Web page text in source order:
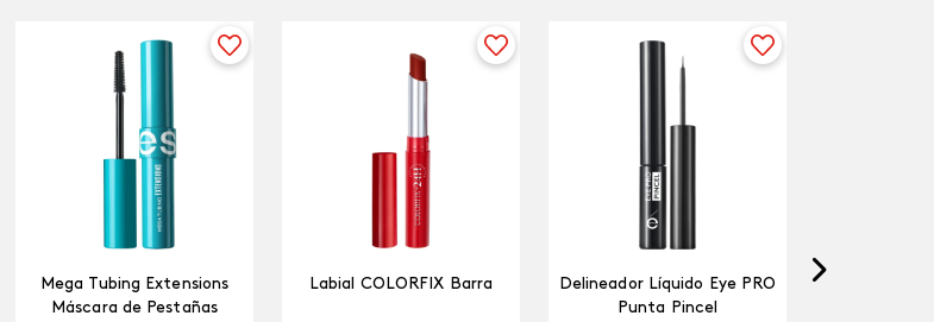
Mega Tubing Extensions
Máscara de Pestañas
Labial COLORFIX Barra
Delineador Líquido Eye PRO
Punta Pincel